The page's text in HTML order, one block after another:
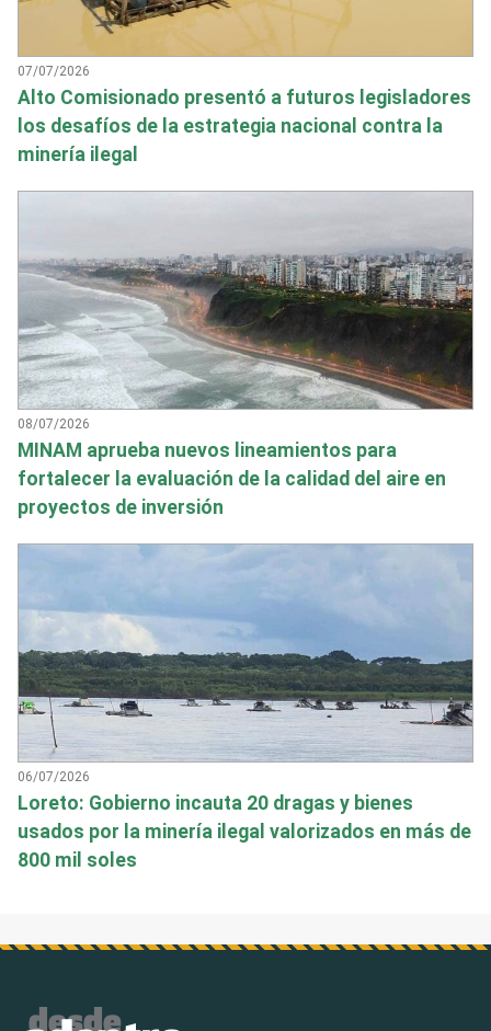
07/07/2026
Alto Comisionado presentó a futuros legisladores
los desafíos de la estrategia nacional contra la
minería ilegal
08/07/2026
MINAM aprueba nuevos lineamientos para
fortalecer la evaluación de la calidad del aire en
proyectos de inversión
06/07/2026
Loreto: Gobierno incauta 20 dragas y bienes
usados por la minería ilegal valorizados en más de
800 mil soles